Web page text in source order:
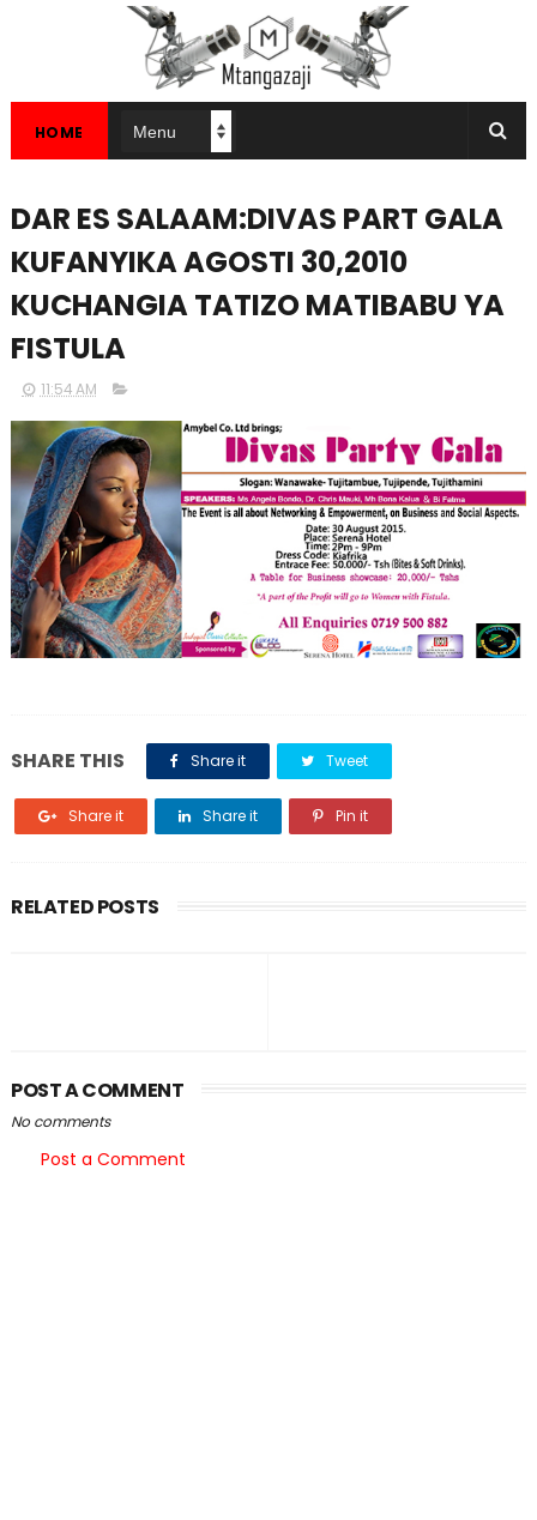
HOME
DAR ES SALAAM:DIVAS PART GALA
KUFANYIKA AGOSTI 30,2010
KUCHANGIA TATIZO MATIBABU YA
FISTULA
11:54 AM
SHARE THIS Share it Tweet
Share it Share it Pin it
RELATED POSTS
POST A COMMENT
No comments
Post a Comment